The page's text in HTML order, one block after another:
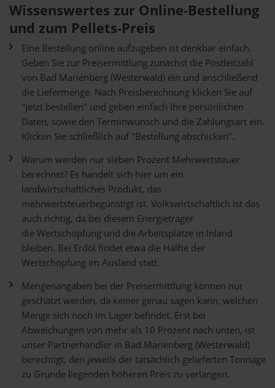
Wissenswertes zur Online-Bestellung
und zum Pellets-Preis
Eine Bestellung online aufzugeben ist denkbar einfach.
Geben Sie zur Preisermittlung zunächst die Postleitzahl
von Bad Marienberg (Westerwald) ein und anschließend
die Liefermenge. Nach Preisberechnung klicken Sie auf
"jetzt bestellen" und geben einfach Ihre persönlichen
Daten, sowie den Terminwunsch und die Zahlungsart ein.
Klicken Sie schließlich auf "Bestellung abschicken".
Warum werden nur sieben Prozent Mehrwertsteuer
berechnet? Es handelt sich hier um ein
landwirtschaftliches Produkt, das
mehrwertsteuerbegünstigt ist. Volkswirtschaftlich ist das
auch richtig, da bei diesem Energieträger
die Wertschöpfung und die Arbeitsplätze in Inland
bleiben. Bei Erdöl findet etwa die Hälfte der
Wertschöpfung im Ausland statt.
Mengenangaben bei der Preisermittlung können nur
geschätzt werden, da keiner genau sagen kann, welchen
Menge sich noch im Lager befindet. Erst bei
Abweichungen von mehr als 10 Prozent nach unten, ist
unser Partnerhändler in Bad Marienberg (Westerwald)
berechtigt, den jeweils der tatsächlich gelieferten Tonnage
zu Grunde liegenden höheren Preis zu verlangen.